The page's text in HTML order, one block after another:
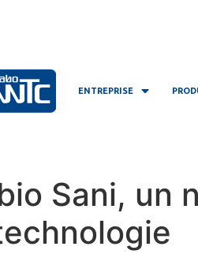
ENTREPRISE
Sani, un